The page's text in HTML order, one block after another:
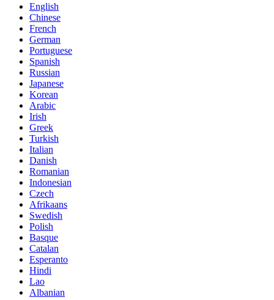
English
Chinese
French
German
Portuguese
Spanish
Russian
Japanese
Korean
Arabic
Irish
Greek
Turkish
Italian
Danish
Romanian
Indonesian
Czech
Afrikaans
Swedish
Polish
Basque
Catalan
Esperanto
Hindi
Lao
Albanian